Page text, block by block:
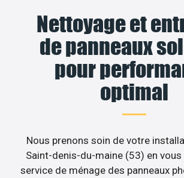
Nettoyage et
de panneaux
pour
optimal
Nous prenons soin de votre
Saint-denis-du-maine (53) en
service de ménage des panneaux